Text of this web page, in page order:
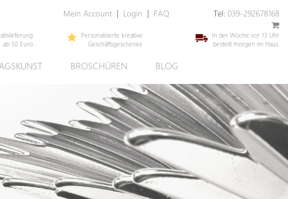
Mein Account Login FAQ Tel: 039-292678168
ab 50 Euro
Personalisierte kreative
Geschäftsgeschenke
In der Woche vor 13 Uhr
bestellt morgen im Haus.
BROSCHÜREN BLOG